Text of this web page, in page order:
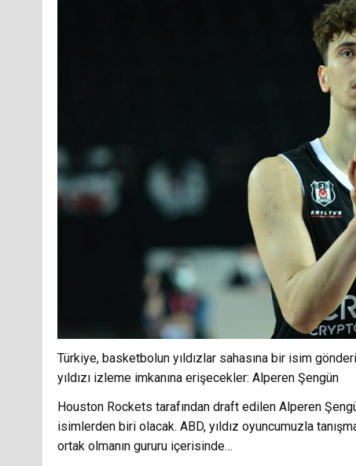
Türkiye, basketbolun yıldızlar sahasına bir isim
yıldızı izleme imkanına erişecekler: Alperen Şengün
Houston Rockets tarafından draft edilen Alperen
isimlerden biri olacak. ABD, yıldız oyuncumuzla
ortak olmanın gururu içerisinde…